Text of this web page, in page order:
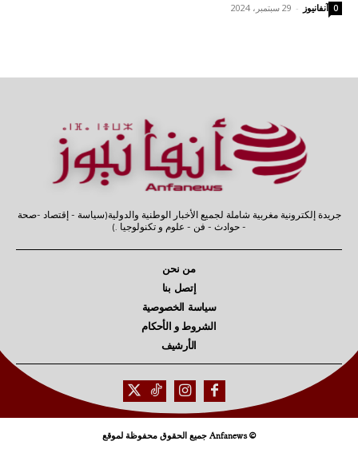
آنفانيوز - 29 سبتمبر، 2024 0
جريدة إلكترونية مغربية شاملة لجميع الأخبار الوطنية والدولية(سياسة - إقتصاد -صحة
- حوادث - فن - علوم و تكنولوجيا .)
من نحن
إتصل بنا
سياسة الخصوصية
الشروط و الأحكام
الأرشيف
© Anfanews جميع الحقوق محفوظة لموقع